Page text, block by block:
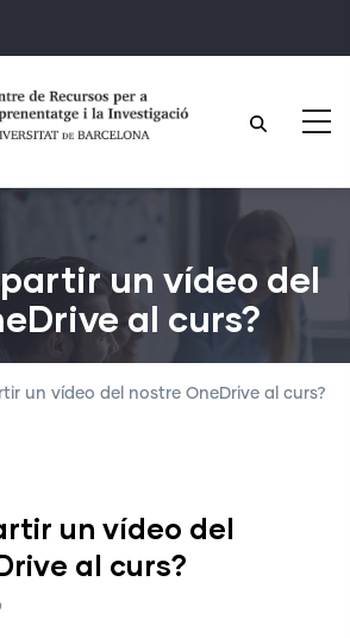
un vídeo del
al curs?
un vídeo del nostre OneDrive al curs?
un vídeo del
al curs?